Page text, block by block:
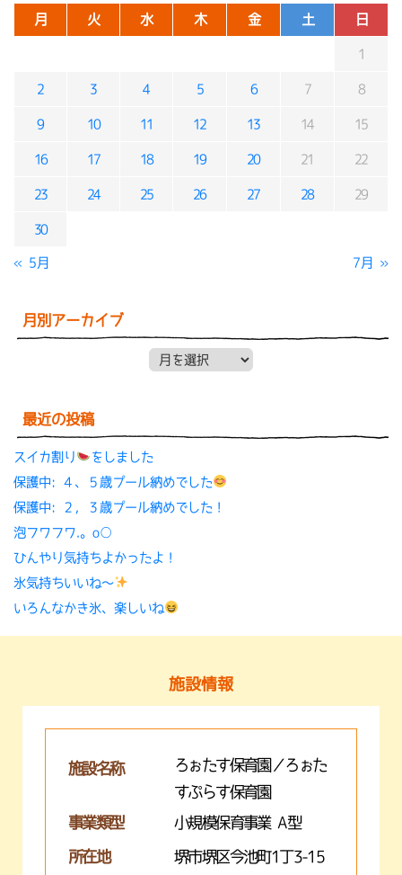
月 火 水 木 金 土 日
1
2 3 4 5 6 7 8
9 10 11 12 13 14 15
16 17 18 19 20 21 22
23 24 25 26 27 28 29
30
« 5月 7月 »
月別アーカイブ
最近の投稿
スイカ割り
をしました
保護中: ４、５歳プール納めでした
保護中: ２，３歳プール納めでした！
泡フワフワ.。o○
ひんやり気持ちよかったよ！
氷気持ちいいね〜
いろんなかき氷、楽しいね
施設情報
施設名称
ろぉたす保育園／ろぉた
すぷらす保育園
事業類型
小規模保育事業 A型
所在地 堺市堺区今池町1丁3-15